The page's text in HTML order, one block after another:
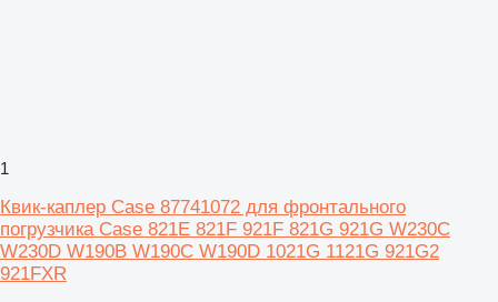
1
Квик-каплер Case 87741072 для фронтального
погрузчика Case 821E 821F 921F 821G 921G W230C
W230D W190B W190C W190D 1021G 1121G 921G2
921FXR